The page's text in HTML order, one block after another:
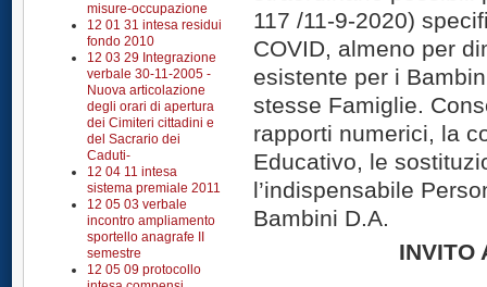
misure-occupazione
12 01 31 intesa residui
fondo 2010
12 03 29 Integrazione
verbale 30-11-2005 -
Nuova articolazione
degli orari di apertura
dei Cimiteri cittadini e
del Sacrario dei
Caduti-
12 04 11 intesa
sistema premiale 2011
12 05 03 verbale
incontro ampliamento
sportello anagrafe II
semestre
12 05 09 protocollo
117 /11-9-2020)
COVID, almeno per
esistente per i
stesse Famiglie.
rapporti numerici, la
Educativo, le
l’indispensabile
Bambini D.A.
INVITO